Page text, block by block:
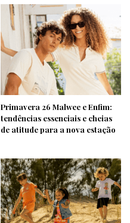
Primavera 26 Malwee e Enfim:
tendências essenciais e cheias
de atitude para a nova estação